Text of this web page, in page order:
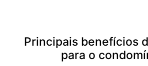
Principais benefícios
para o